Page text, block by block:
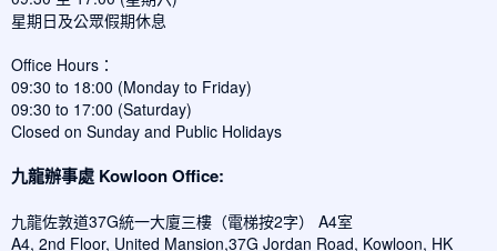
星期日及公眾假期休息
Office Hours：
09:30 to 18:00 (Monday to Friday)
09:30 to 17:00 (Saturday)
Closed on Sunday and Public Holidays
九龍辦事處 Kowloon Office:
九龍佐敦道37G統一大廈三樓（電梯按2字） A4室
A4, 2nd Floor, United Mansion,37G Jordan Road, Kowloon, HK